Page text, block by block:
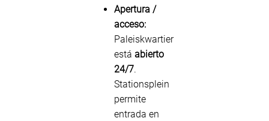
Apertura /
acceso:
Paleiskwartier
está abierto
24/7.
Stationsplein
permite
entrada en